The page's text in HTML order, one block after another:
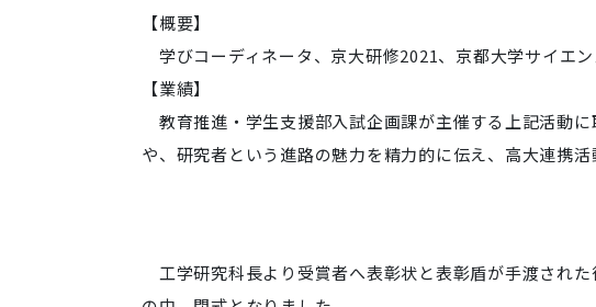
【概要】
学びコーディネータ、京大研修2021、京都大学サイエン
【業績】
教育推進・学生支援部入試企画課が主催する上記活動
や、研究者という進路の魅力を精力的に伝え、高大連携活
工学研究科長より受賞者へ表彰状と表彰盾が手渡され